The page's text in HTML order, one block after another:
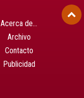
Acerca de…
Archivo
Contacto
Publicidad